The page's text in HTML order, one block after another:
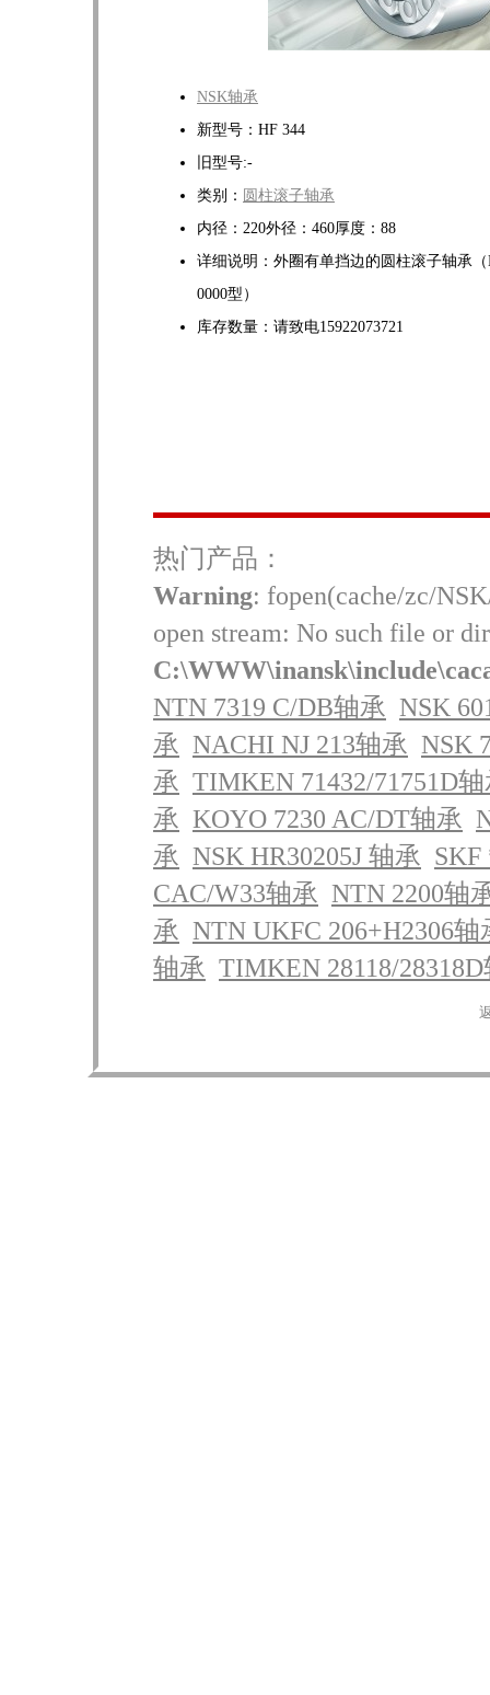
NSK轴承
新型号：HF 344
旧型号:-
类别： 圆柱滚子轴承
内径：220外径：460厚度：88
详细说明：外圈有单挡边的圆柱滚子轴承（
0000型）
库存数量：请致电15922073721
热门产品：
Warning: fopen(cache/zc/
open stream: No such file or
NTN 7319 C/DB轴承 NSK
承 NACHI NJ 213轴承 NSK
承 TIMKEN 71432/71751D
承 KOYO 7230 AC/DT轴承
承 NSK HR30205J 轴承 SKF
CAC/W33轴承 NTN 2200轴
承 NTN UKFC 206+H2306轴
轴承 TIMKEN 28118/